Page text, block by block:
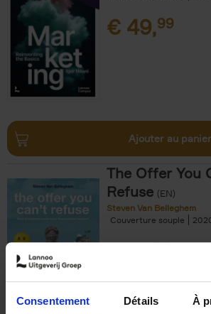
Consentement Détails À
€ 49,99
Ajouter au panier
The Offer You
Refuse (EN)
Steven Van Belleghem
Couverture souple
€37,50